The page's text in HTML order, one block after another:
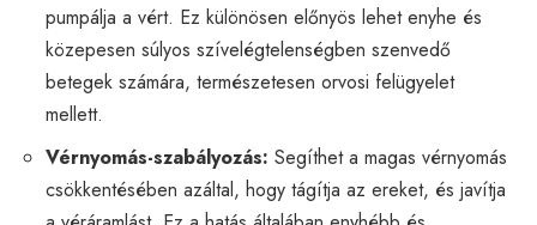
pumpálja a vért. Ez különösen előnyös lehet enyhe és
közepesen súlyos szívelégtelenségben szenvedő
betegek számára, természetesen orvosi felügyelet
mellett.
Vérnyomás-szabályozás: Segíthet a magas vérnyomás
csökkentésében azáltal, hogy tágítja az ereket, és javítja